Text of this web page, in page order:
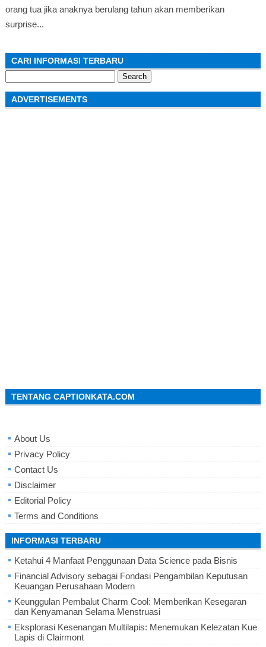
orang tua jika anaknya berulang tahun akan memberikan
surprise...
CARI INFORMASI TERBARU
for:
ADVERTISEMENTS
TENTANG CAPTIONKATA.COM
About Us
Privacy Policy
Contact Us
Disclaimer
Editorial Policy
Terms and Conditions
INFORMASI TERBARU
Ketahui 4 Manfaat Penggunaan Data Science pada Bisnis
Financial Advisory sebagai Fondasi Pengambilan Keputusan
Keuangan Perusahaan Modern
Keunggulan Pembalut Charm Cool: Memberikan Kesegaran
dan Kenyamanan Selama Menstruasi
Eksplorasi Kesenangan Multilapis: Menemukan Kelezatan Kue
Lapis di Clairmont